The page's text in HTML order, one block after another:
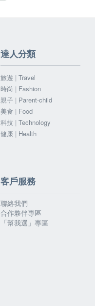
達人分類
旅遊 | Travel
時尚 | Fashion
親子 | Parent-child
美食 | Food
科技 | Technology
健康 | Health
客戶服務
聯絡我們
合作夥伴專區
「幫我選」專區